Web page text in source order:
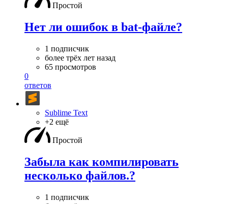
Простой
Нет ли ошибок в bat-файле?
1 подписчик
более трёх лет назад
65 просмотров
0
ответов
Sublime Text
+2 ещё
Простой
Забыла как компилировать
несколько файлов.?
1 подписчик